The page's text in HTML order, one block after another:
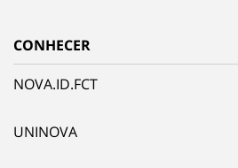
CONHECER
NOVA.ID.FCT
UNINOVA